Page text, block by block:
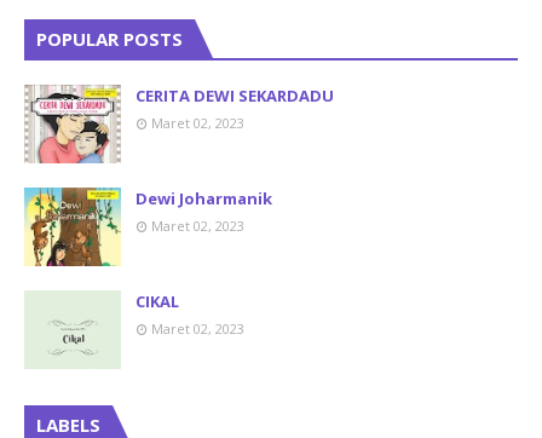
POPULAR POSTS
CERITA DEWI SEKARDADU
Maret 02, 2023
Dewi Joharmanik
Maret 02, 2023
CIKAL
Maret 02, 2023
LABELS